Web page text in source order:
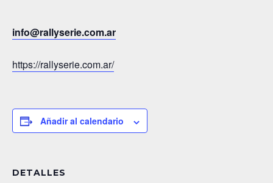
info@rallyserie.com.ar​
https://rallyserie.com.ar/
Añadir al calendario
DETALLES